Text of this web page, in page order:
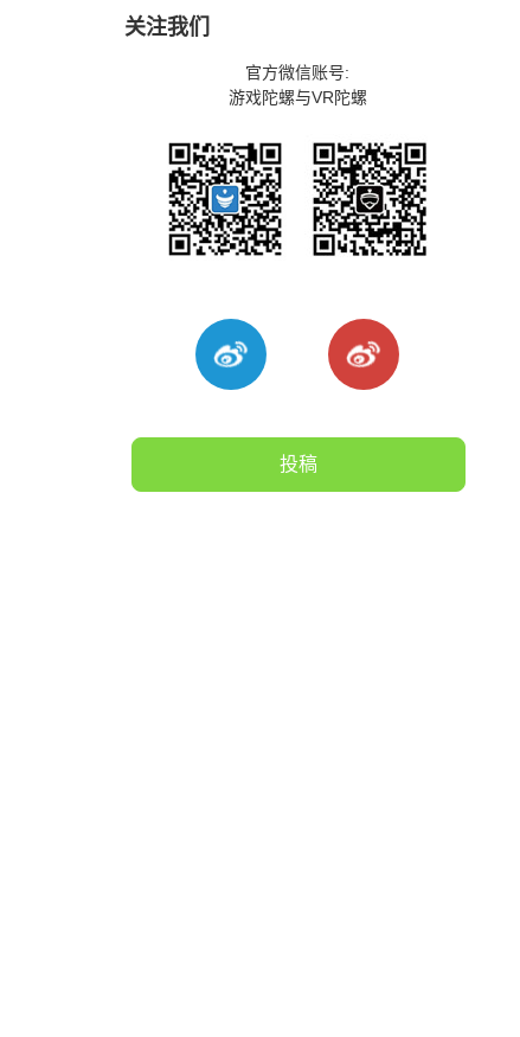
关注我们
官方微信账号:
游戏陀螺与VR陀螺
投稿